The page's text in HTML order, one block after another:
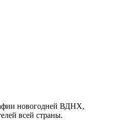
новогодней ВДНХ,
всей страны.